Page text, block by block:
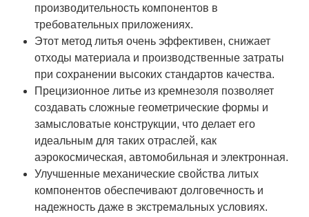
производительность компонентов в
требовательных приложениях.
Этот метод литья очень эффективен, снижает
отходы материала и производственные затраты
при сохранении высоких стандартов качества.
Прецизионное литье из кремнезоля позволяет
создавать сложные геометрические формы и
замысловатые конструкции, что делает его
идеальным для таких отраслей, как
аэрокосмическая, автомобильная и электронная.
Улучшенные механические свойства литых
компонентов обеспечивают долговечность и
надежность даже в экстремальных условиях.